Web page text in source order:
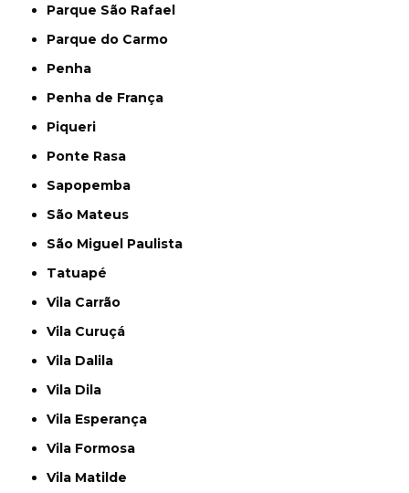
Parque São Rafael
Parque do Carmo
Penha
Penha de França
Piqueri
Ponte Rasa
Sapopemba
São Mateus
São Miguel Paulista
Tatuapé
Vila Carrão
Vila Curuçá
Vila Dalila
Vila Dila
Vila Esperança
Vila Formosa
Vila Matilde